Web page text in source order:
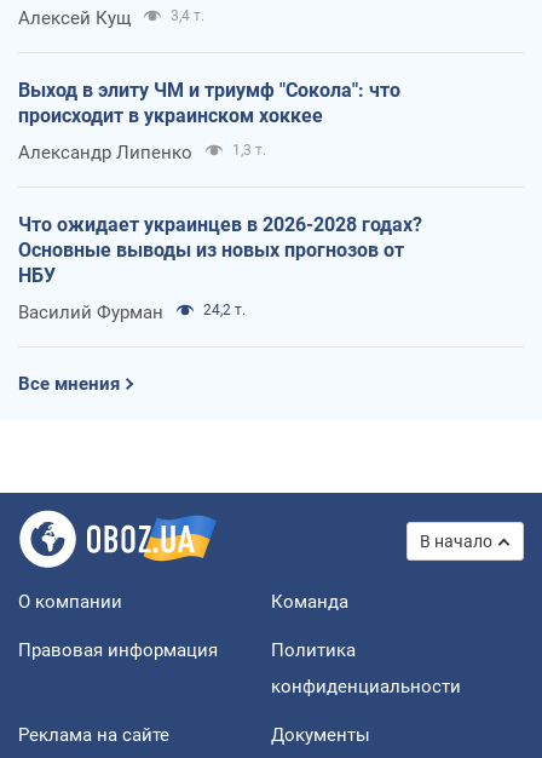
Алексей Кущ 3,4 т.
Выход в элиту ЧМ и триумф "Сокола": что
происходит в украинском хоккее
Александр Липенко 1,3 т.
Что ожидает украинцев в 2026-2028 годах?
Основные выводы из новых прогнозов от
НБУ
Василий Фурман 24,2 т.
Все мнения
В начало
О компании Команда
Правовая информация
Политика
конфиденциальности
Реклама на сайте Документы